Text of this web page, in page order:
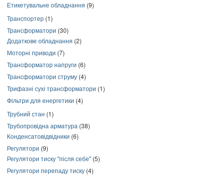
Етикетувальне обладнання (9)
Транспортер (1)
Трансформатори (30)
Додаткове обладнання (2)
Моторні приводи (7)
Трансформатор напруги (6)
Трансформатори струму (4)
Трифазні сухі трансформатори (1)
Фільтри для енергетики (4)
Трубний стан (1)
Трубопровідна арматура (38)
Конденсатовідвідники (6)
Регулятори (9)
Регулятори тиску "після себе" (5)
Регулятори перепаду тиску (4)